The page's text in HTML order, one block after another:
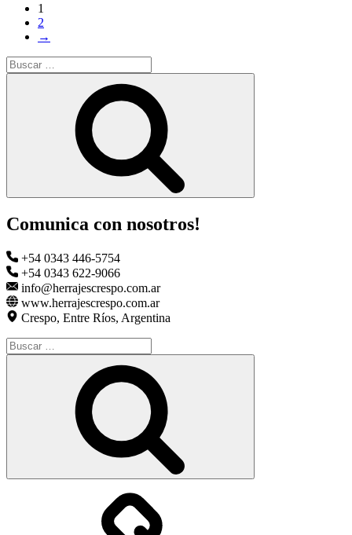
1
2
→
Buscar
por:
Comunica con nosotros!
+54 0343 446-5754
+54 0343 622-9066
info@herrajescrespo.com.ar
www.herrajescrespo.com.ar
Crespo, Entre Ríos, Argentina
Buscar
por: